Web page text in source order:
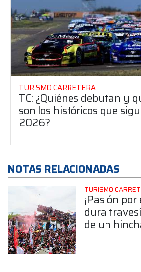
TURISMO CARRETERA
TC: ¿Quiénes debutan y
son los históricos que
2026?
NOTAS RELACIONADAS
TURISMO
¡Pasión por
dura
de un